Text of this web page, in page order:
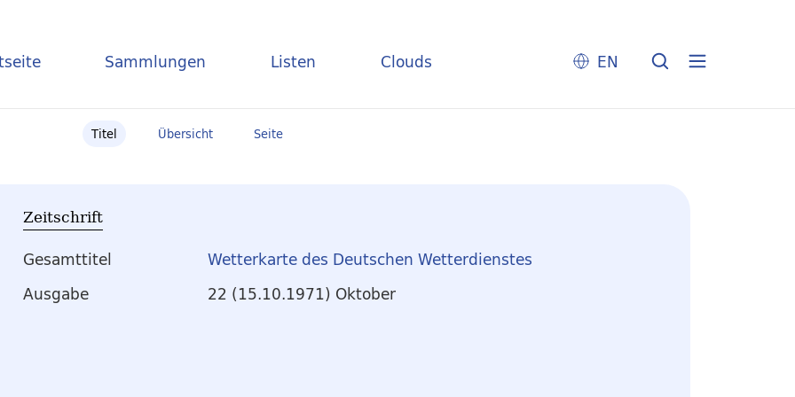
Sammlungen Listen Clouds EN
Titel Übersicht Seite
Zeitschrift
Gesamttitel
Wetterkarte des Deutschen Wetterdienstes
Ausgabe
22 (15.10.1971) Oktober